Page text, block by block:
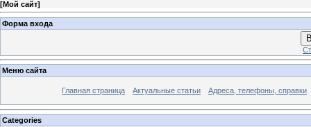
[Мой сайт]
Форма входа
Меню сайта
Главная страница Актуальные статьи Адреса, телефоны, справки
Categories